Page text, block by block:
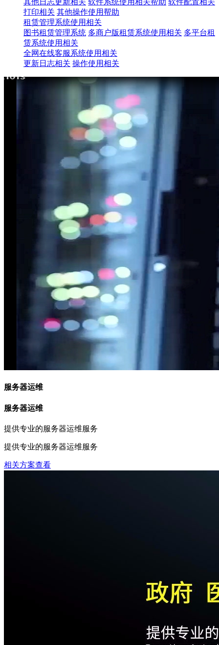
其他日志更新相关 软件系统使用相关帮助 软件配置相关
打印相关 其他操作使用帮助
租赁管理系统使用相关
图书租赁管理系统 多商户版租赁系统使用相关 多平台租
赁系统使用相关
全网在线客服系统使用相关
更新日志相关 操作使用相关
服务器运维
服务器运维
提供专业的服务器运维服务
提供专业的服务器运维服务
相关方案查看